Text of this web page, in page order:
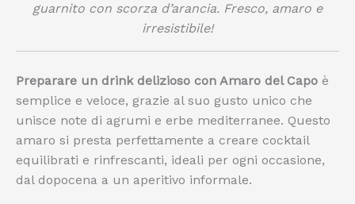
guarnito con scorza d’arancia. Fresco, amaro e
irresistibile!
Preparare un drink delizioso con Amaro del Capo è
semplice e veloce, grazie al suo gusto unico che
unisce note di agrumi e erbe mediterranee. Questo
amaro si presta perfettamente a creare cocktail
equilibrati e rinfrescanti, ideali per ogni occasione,
dal dopocena a un aperitivo informale.